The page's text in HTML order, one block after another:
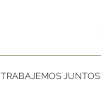
TRABAJEMOS JUNTOS